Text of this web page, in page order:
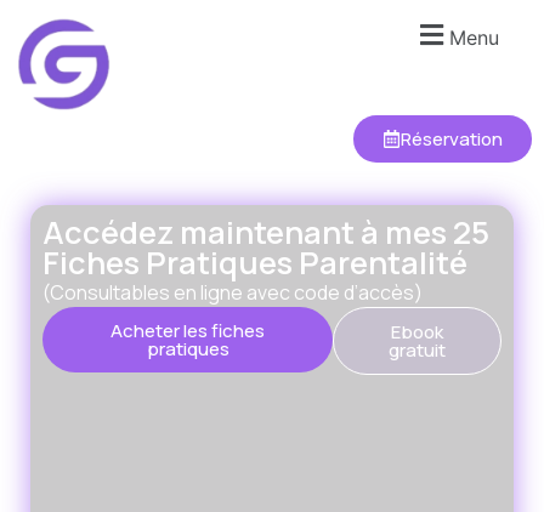
Menu
Réservation
Accédez maintenant à mes 25
Fiches Pratiques Parentalité
(Consultables en ligne avec code d’accès)
Acheter les fiches
pratiques
Ebook
gratuit